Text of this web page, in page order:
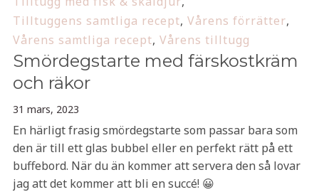
Tilltuggens samtliga recept, Vårens förrätter,
Vårens samtliga recept, Vårens tilltugg
Smördegstarte med färskostkräm
och räkor
31 mars, 2023
En härligt frasig smördegstarte som passar bara som
den är till ett glas bubbel eller en perfekt rätt på ett
buffebord. När du än kommer att servera den så lovar
jag att det kommer att bli en succé! 😀